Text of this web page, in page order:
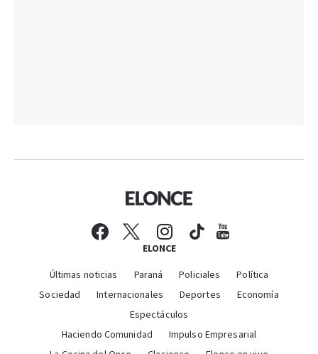
ELONCE
Últimas noticias Paraná Policiales
Política
Sociedad
Internacionales Deportes
Economía
Espectáculos
Haciendo Comunidad
Impulso Empresarial